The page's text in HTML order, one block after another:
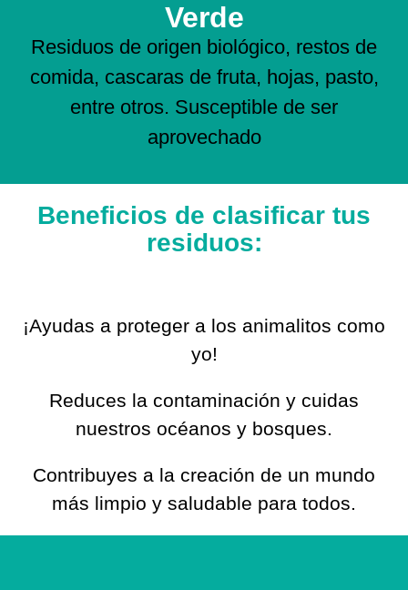
Verde
Residuos de origen biológico, restos de
comida, cascaras de fruta, hojas, pasto,
entre otros. Susceptible de ser
aprovechado
Beneficios de clasificar tus
residuos:
¡Ayudas a proteger a los animalitos como
yo!
Reduces la contaminación y cuidas
nuestros océanos y bosques.
Contribuyes a la creación de un mundo
más limpio y saludable para todos.